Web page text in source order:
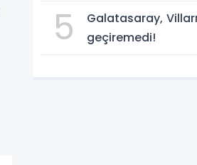
5
Galatasaray,
geçiremedi!